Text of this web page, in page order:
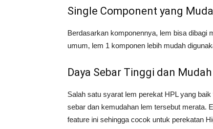
Single Component yang
Berdasarkan komponennya, lem bisa dibagi
umum, lem 1 komponen lebih mudah
Daya Sebar Tinggi dan
Salah satu syarat lem perekat HPL yang
sebar dan kemudahan lem tersebut merata.
feature ini sehingga cocok untuk perekatan